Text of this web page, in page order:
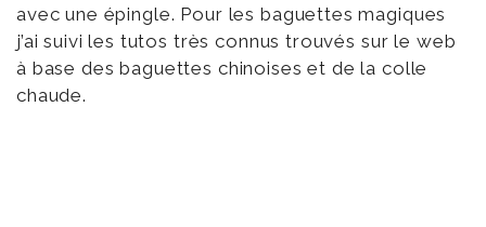
avec une épingle. Pour les baguettes magiques
j’ai suivi les tutos très connus trouvés sur le web
à base des baguettes chinoises et de la colle
chaude.